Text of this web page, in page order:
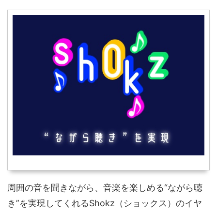
周囲の音を聞きながら、音楽を楽しめる“ながら聴
き”を実現してくれるShokz（ショックス）のイヤ